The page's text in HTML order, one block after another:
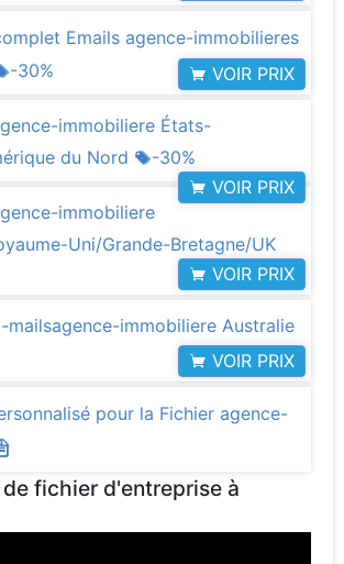
Emails agence-immobilieres
-30% VOIR PRIX
immobiliere États-
du Nord
-30%
VOIR PRIX
immobiliere
Uni/Grande-Bretagne/UK
VOIR PRIX
mailsagence-immobiliere Australie
VOIR PRIX
pour la Fichier agence-
fichier d'entreprise à